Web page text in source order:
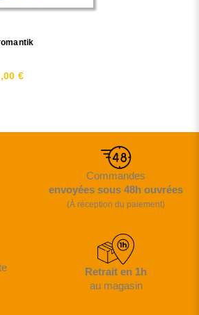
€
Commandes
envoyées sous 48h ouvrées
(À réception du paiement)
Retrait en 1h
au magasin